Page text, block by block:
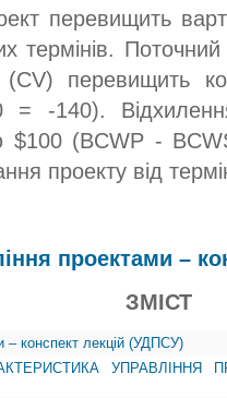
перевищить
термінів.
(CV) перевищить
-140).
$100 (BCWP -
проекту від
проектами –
ЗМІСТ
– конспект лекцій (УДПСУ)
УПРАВЛІННЯ